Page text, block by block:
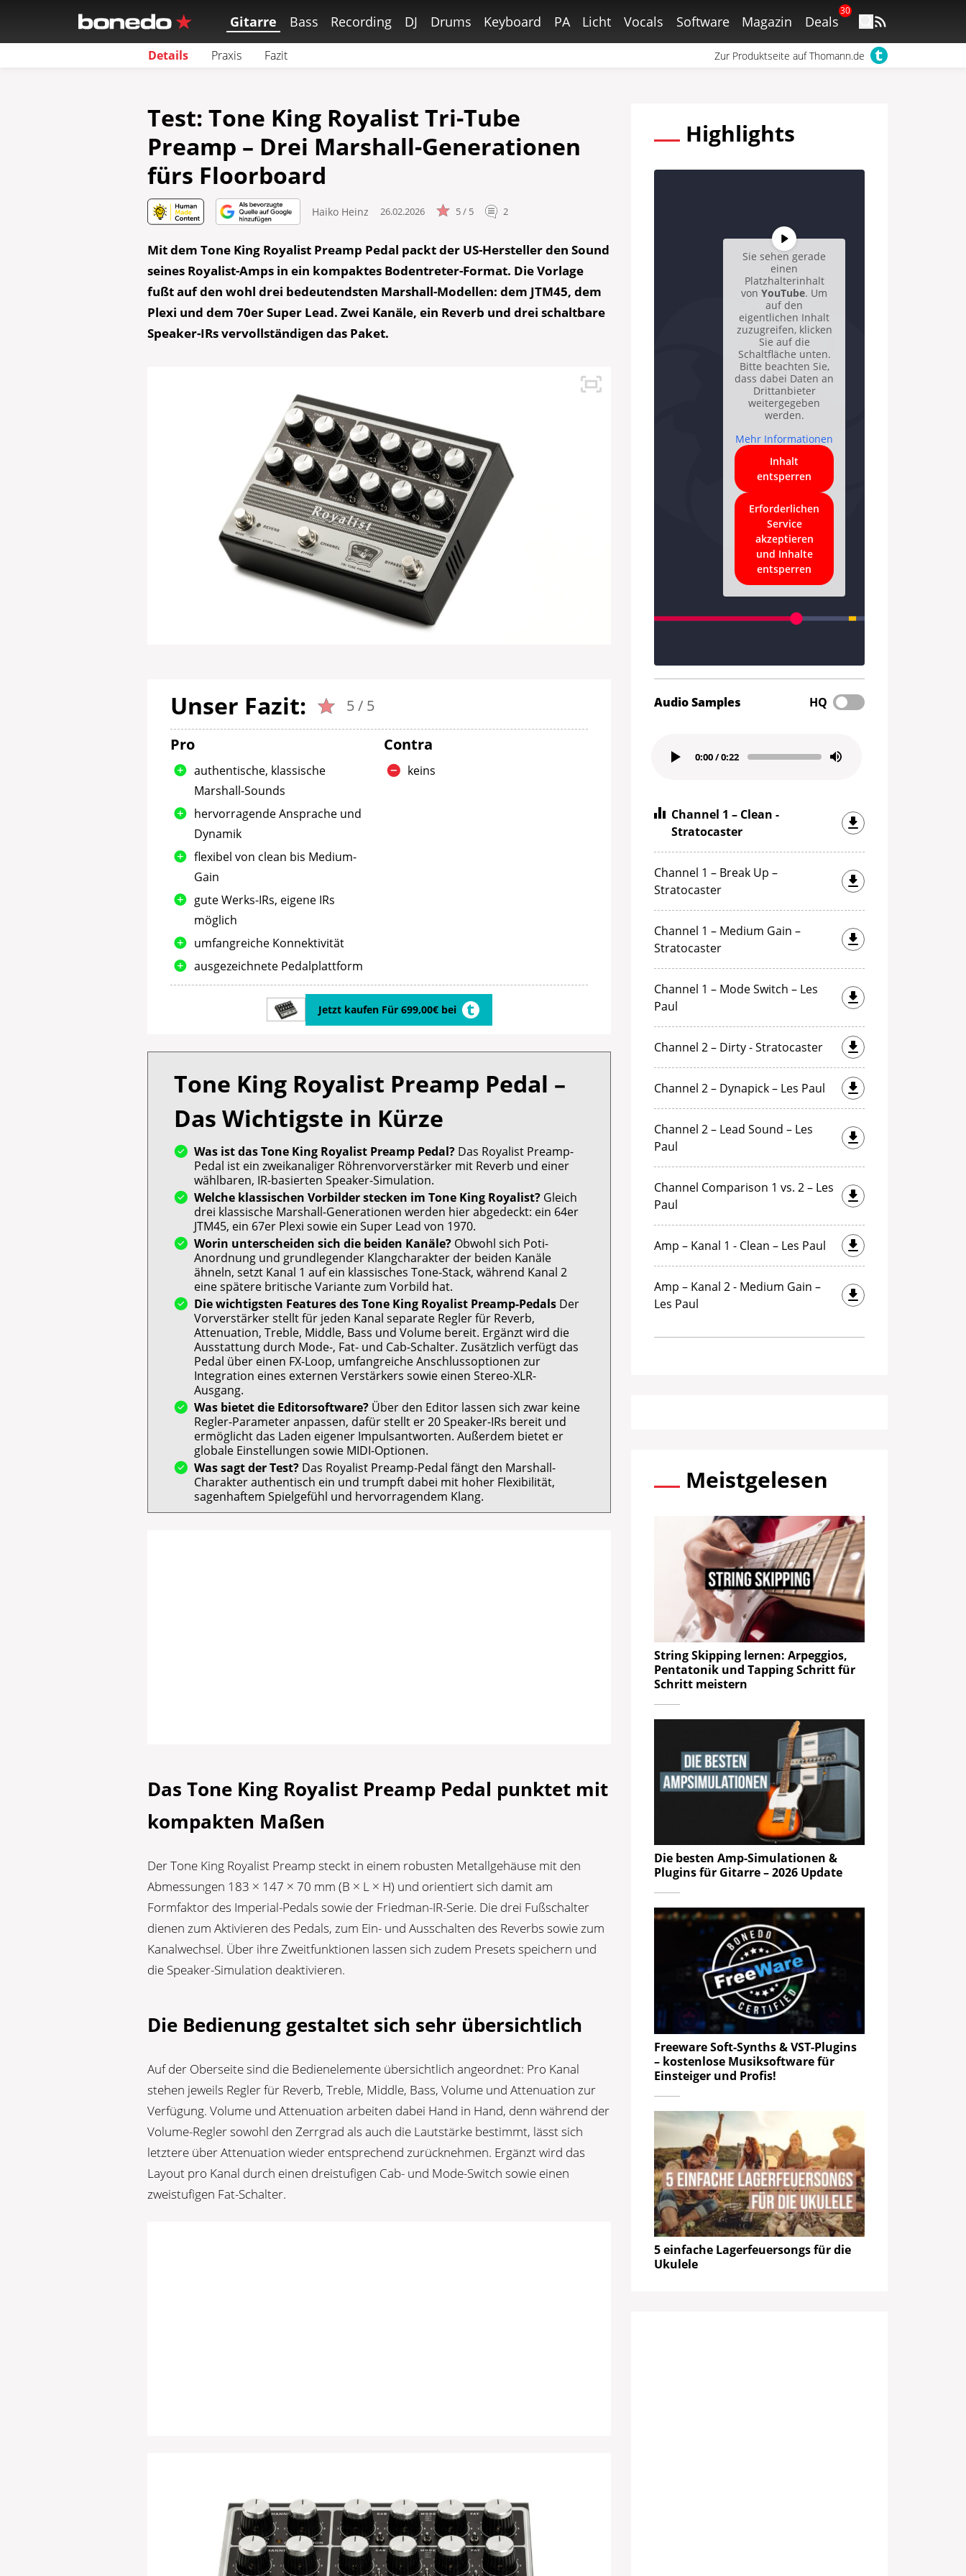
Gitarre Bass Recording DJ Drums Keyboard PA Licht Vocals Software Magazin Deals
30
Details Praxis Fazit Zur Produktseite auf Thomann.de
Test: Tone King Royalist Tri-Tube
Preamp – Drei Marshall-Generationen
fürs Floorboard
Haiko Heinz 26.02.2026 5 / 5 2
Mit dem Tone King Royalist Preamp Pedal packt der US-Hersteller den Sound
seines Royalist-Amps in ein kompaktes Bodentreter-Format. Die Vorlage
fußt auf den wohl drei bedeutendsten Marshall-Modellen: dem JTM45, dem
Plexi und dem 70er Super Lead. Zwei Kanäle, ein Reverb und drei schaltbare
Speaker-IRs vervollständigen das Paket.
Unser Fazit:
5 / 5
Pro
authentische, klassische
Marshall-Sounds
hervorragende Ansprache und
Dynamik
flexibel von clean bis Medium-
Gain
gute Werks-IRs, eigene IRs
möglich
umfangreiche Konnektivität
ausgezeichnete Pedalplattform
Contra
keins
Jetzt kaufen Für 699,00€ bei
Tone King Royalist Preamp Pedal –
Das Wichtigste in Kürze
Was ist das Tone King Royalist Preamp Pedal? Das Royalist Preamp-
Pedal ist ein zweikanaliger Röhrenvorverstärker mit Reverb und einer
wählbaren, IR-basierten Speaker-Simulation.
Welche klassischen Vorbilder stecken im Tone King Royalist? Gleich
drei klassische Marshall-Generationen werden hier abgedeckt: ein 64er
JTM45, ein 67er Plexi sowie ein Super Lead von 1970.
Worin unterscheiden sich die beiden Kanäle? Obwohl sich Poti-
Anordnung und grundlegender Klangcharakter der beiden Kanäle
ähneln, setzt Kanal 1 auf ein klassisches Tone-Stack, während Kanal 2
eine spätere britische Variante zum Vorbild hat.
Die wichtigsten Features des Tone King Royalist Preamp-Pedals Der
Vorverstärker stellt für jeden Kanal separate Regler für Reverb,
Attenuation, Treble, Middle, Bass und Volume bereit. Ergänzt wird die
Ausstattung durch Mode-, Fat- und Cab-Schalter. Zusätzlich verfügt das
Pedal über einen FX-Loop, umfangreiche Anschlussoptionen zur
Integration eines externen Verstärkers sowie einen Stereo-XLR-
Ausgang.
Was bietet die Editorsoftware? Über den Editor lassen sich zwar keine
Regler-Parameter anpassen, dafür stellt er 20 Speaker-IRs bereit und
ermöglicht das Laden eigener Impulsantworten. Außerdem bietet er
globale Einstellungen sowie MIDI-Optionen.
Was sagt der Test? Das Royalist Preamp-Pedal fängt den Marshall-
Charakter authentisch ein und trumpft dabei mit hoher Flexibilität,
sagenhaftem Spielgefühl und hervorragendem Klang.
Das Tone King Royalist Preamp Pedal punktet mit
kompakten Maßen
Der Tone King Royalist Preamp steckt in einem robusten Metallgehäuse mit den
Abmessungen 183 × 147 × 70 mm (B × L × H) und orientiert sich damit am
Formfaktor des Imperial-Pedals sowie der Friedman-IR-Serie. Die drei Fußschalter
dienen zum Aktivieren des Pedals, zum Ein- und Ausschalten des Reverbs sowie zum
Kanalwechsel. Über ihre Zweitfunktionen lassen sich zudem Presets speichern und
die Speaker-Simulation deaktivieren.
Die Bedienung gestaltet sich sehr übersichtlich
Auf der Oberseite sind die Bedienelemente übersichtlich angeordnet: Pro Kanal
stehen jeweils Regler für Reverb, Treble, Middle, Bass, Volume und Attenuation zur
Verfügung. Volume und Attenuation arbeiten dabei Hand in Hand, denn während der
Volume-Regler sowohl den Zerrgrad als auch die Lautstärke bestimmt, lässt sich
letztere über Attenuation wieder entsprechend zurücknehmen. Ergänzt wird das
Layout pro Kanal durch einen dreistufigen Cab- und Mode-Switch sowie einen
zweistufigen Fat-Schalter.
Highlights
Sie sehen gerade
einen
Platzhalterinhalt
vonYouTube. Um
auf den
eigentlichen Inhalt
zuzugreifen, klicken
Sie auf die
Schaltfläche unten.
Bitte beachten Sie,
dass dabei Daten an
Drittanbieter
weitergegeben
werden.
Mehr Informationen
Inhalt
entsperren
Erforderlichen
Service
akzeptieren
und Inhalte
entsperren
Audio Samples HQ
0:00/0:22
Channel 1 – Clean -
Stratocaster
Channel 1 – Break Up –
Stratocaster
Channel 1 – Medium Gain –
Stratocaster
Channel 1 – Mode Switch – Les
Paul
Channel 2 – Dirty - Stratocaster
Channel 2 – Dynapick – Les Paul
Channel 2 – Lead Sound – Les
Paul
Channel Comparison 1 vs. 2 – Les
Paul
Amp – Kanal 1 - Clean – Les Paul
Amp – Kanal 2 - Medium Gain –
Les Paul
Meistgelesen
String Skipping lernen: Arpeggios,
Pentatonik und Tapping Schritt für
Schritt meistern
Die besten Amp-Simulationen &
Plugins für Gitarre – 2026 Update
Freeware Soft-Synths & VST-Plugins
– kostenlose Musiksoftware für
Einsteiger und Profis!
5 einfache Lagerfeuersongs für die
Ukulele